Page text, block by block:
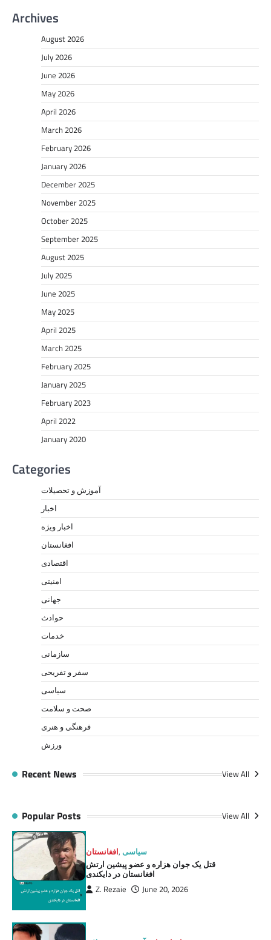
Archives
August 2026
July 2026
June 2026
May 2026
April 2026
March 2026
February 2026
January 2026
December 2025
November 2025
October 2025
September 2025
August 2025
July 2025
June 2025
May 2025
April 2025
March 2025
February 2025
January 2025
February 2023
April 2022
January 2020
Categories
آموزش و تحصیلات
اخبار
اخبار ویژه
افغانستان
اقتصادی
امنیتی
جهانی
حوادث
خدمات
سازمانی
سفر و تفریحی
سیاسی
صحت و سلامت
فرهنگی و هنری
ورزش
Recent News View All
Popular Posts View All
افغانستان,سیاسی
قتل یک جوان هزاره و عضو پیشین ارتش
افغانستان در دایکندی
Z. Rezaie June 20, 2026